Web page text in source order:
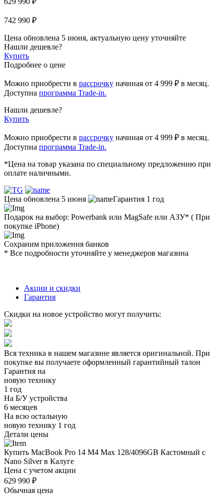
742 990 ₽
Цена обновлена 5 июня, актуальную цену уточняйте
Нашли дешевле?
Купить
Подробнее о цене
Можно приобрести в рассрочку начиная от 4 999 ₽ в месяц.
Доступна программа Trade-in.
Нашли дешевле?
Купить
Можно приобрести в рассрочку начиная от 4 999 ₽ в месяц.
Доступна программа Trade-in.
*Цена на товар указана по специальному предложению при
оплате наличными.
Цена обновлена 5 июня Гарантия 1 год
Подарок на выбор: Powerbank или MagSafe или AЗУ* ( При
покупке iPhone)
Сохраним приложения банков
* Все подробности уточняйте у менеджеров магазина
Акции и скидки
Гарантия
Скидки на новое устройство могут получить:
Вся техника в нашем магазине является оригинальной. При
покупке вы получаете оформленный гарантийный талон
Гарантия на
новую технику
1 год
На Б/У устройства
6 месяцев
На всю остальную
новую технику 1 год
Детали цены
Купить MacBook Pro 14 M4 Max 128/4096GB Кастомный с
Nano Silver в Калуге
Цена с учетом акции
629 990 ₽
Обычная цена